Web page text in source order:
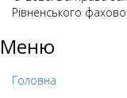
Рівненського
Меню
Головна